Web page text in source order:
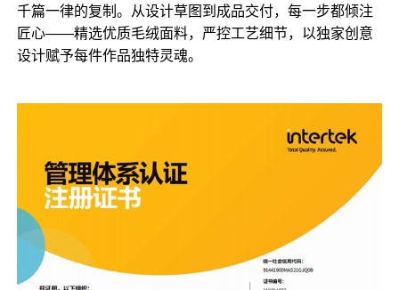
千篇一律的复制。从设计草图到成品交付，每一步都倾注
匠心——精选优质毛绒面料，严控工艺细节，以独家创意
设计赋予每件作品独特灵魂。